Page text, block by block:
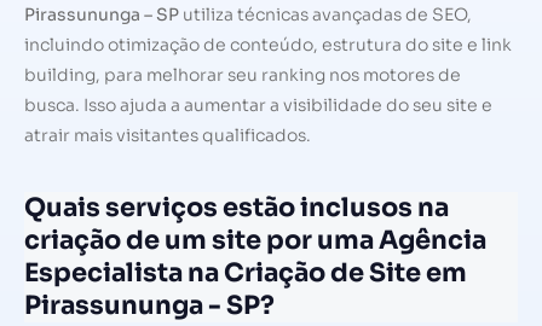
Pirassununga – SP utiliza técnicas avançadas de SEO,
incluindo otimização de conteúdo, estrutura do site e link
building, para melhorar seu ranking nos motores de
busca. Isso ajuda a aumentar a visibilidade do seu site e
atrair mais visitantes qualificados.
Quais serviços estão inclusos na
criação de um site por uma Agência
Especialista na Criação de Site em
Pirassununga - SP?